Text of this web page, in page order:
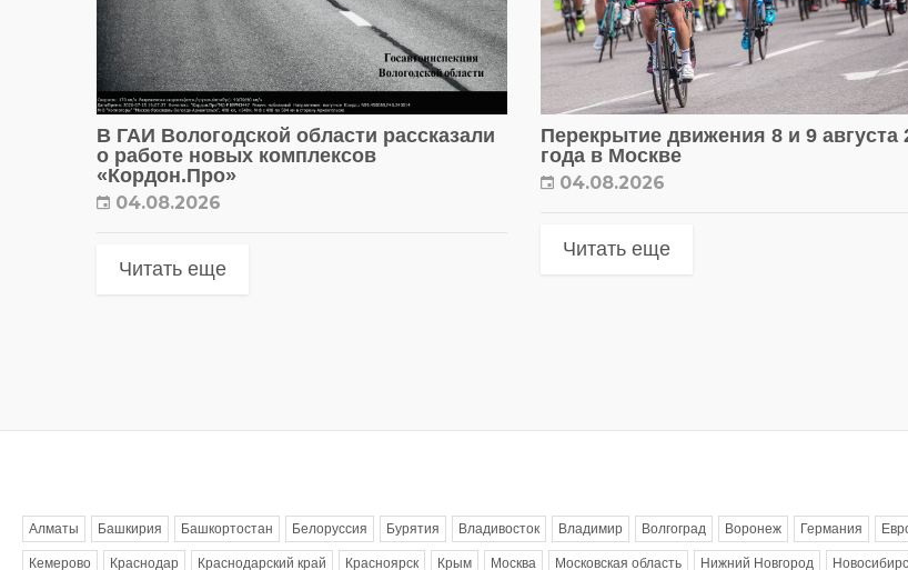
В ГАИ Вологодской области рассказали
о работе новых комплексов
«Кордон.Про»
04.08.2026
Читать еще
Перекрытие движения 8 и 9 августа
года в Москве
04.08.2026
Читать еще
Алматы Башкирия Башкортостан Белоруссия Бурятия Владивосток Владимир Волгоград Воронеж Германия
Кемерово Краснодар Краснодарский край Красноярск Крым Москва Московская область Нижний Новгород